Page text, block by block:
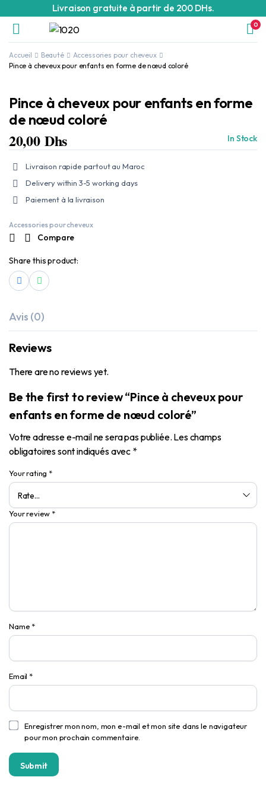
Livraison gratuite à partir de 200 DHs.
0
Accueil Beauté
Accessories pour cheveux
Pince à cheveux pour enfants en forme de nœud coloré
Pince à cheveux pour enfants en forme
de nœud coloré
20,00Dhs In Stock
Livraison rapide partout au Maroc
Delivery within 3-5 working days
Paiement à la livraison
Accessories pour cheveux
Compare
Share this product:
Avis (0)
Reviews
There are no reviews yet.
Be the first to review “Pince à cheveux pour
enfants en forme de nœud coloré”
Votre adresse e-mail ne sera pas publiée. Les champs
obligatoires sont indiqués avec *
Your rating *
Your review *
Name *
Email *
Enregistrer mon nom, mon e-mail et mon site dans le navigateur
pour mon prochain commentaire.